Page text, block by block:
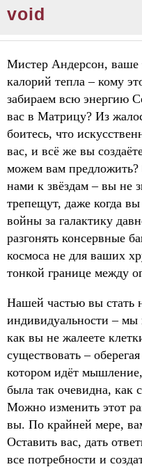
void
Мистер Андерсон, ваше
калорий тепла – кому
забираем всю энергию
вас в Матрицу? Из
боитесь, что
вас, и всё же вы
можем вам
нами к звёздам – вы не
трепещут, даже когда
войны за галактику
разгонять консервные
космоса не для ваших
тонкой границе между
Нашей частью вы стать
индивидуальности – мы
как вы не жалеете
существовать –
котором идёт
была так очевидна, как
Можно изменить этот
вы. По крайней мере,
Оставить вас, дать
все потребности и